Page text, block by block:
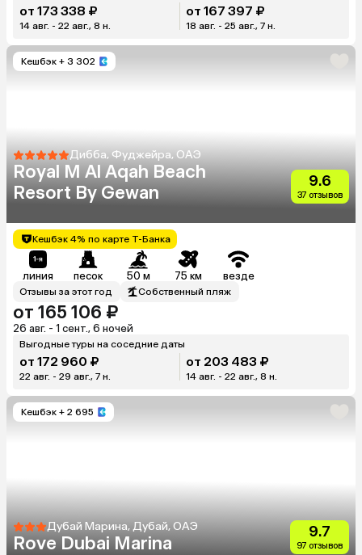
от 173 338 ₽
14 авг. - 22 авг., 8 н.
от 167 397 ₽
18 авг. - 25 авг., 7 н.
Кешбэк + 3 302
Дибба, Фуджейра, ОАЭ
Royal M Al Aqah Beach
Resort By Gewan
9.6
37 отзывов
Кешбэк 4% по карте Т-Банка
линия песок 50 м 75 км везде
Отзывы за этот год Собственный пляж
от 165 106 ₽
26 авг. - 1 сент., 6 ночей
Выгодные туры на соседние даты
от 172 960 ₽
22 авг. - 29 авг., 7 н.
от 203 483 ₽
14 авг. - 22 авг., 8 н.
Кешбэк + 2 695
Дубай Марина, Дубай, ОАЭ
Rove Dubai Marina
9.7
97 отзывов